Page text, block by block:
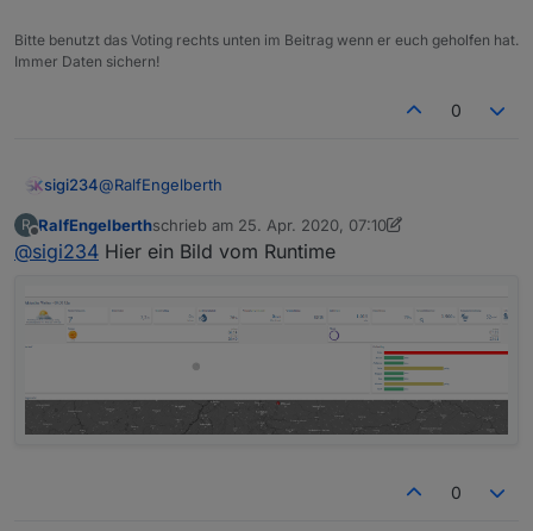
materialdesign/tree/master/examples/Weat
Folgende NPM Module und Einstellung im
Bitte benutzt das Voting rechts unten im Beitrag wenn er euch geholfen hat.
Immer Daten sichern!
0
sigi234@RalfEngelberth
Hast du schon mal die Runtime gestartet, sieht es da
auch so aus?
R
Offline
RalfEngelberthschrieb am 25. Apr. 2020, 07:10
zuletzt editiert von Negalein
@sigi234 Hier ein Bild vom Runtime
0